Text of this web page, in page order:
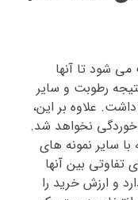
شود تا آنها
رطوبت و سایر
علاوه بر این،
نخواهد شد.
سایر نمونه های
تفاوتی بین آنها
و ارزش خرید را